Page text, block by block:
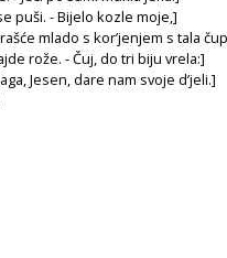
puši. - Bijelo kozle moje,]
mlado s kor’jenjem s tala
rože. - Čuj, do tri biju vrela:]
Jesen, dare nam svoje d’jeli.]